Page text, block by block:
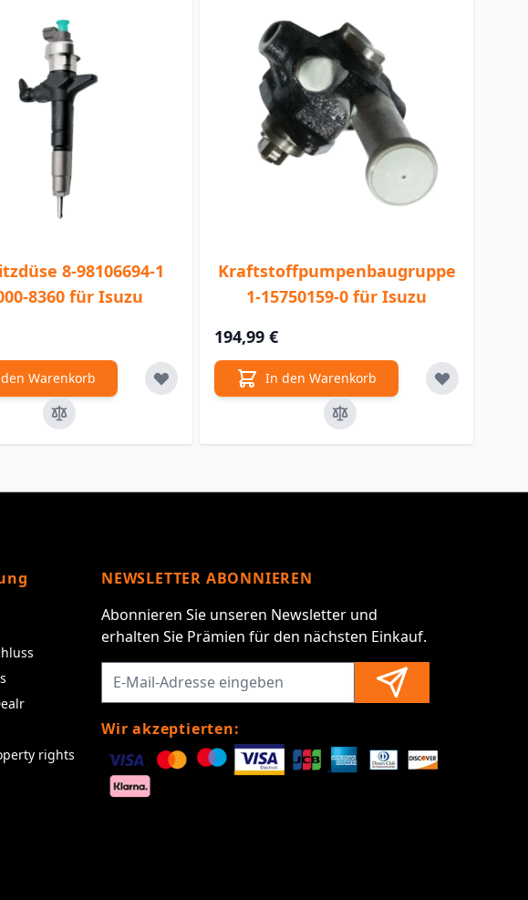
8-98106694-1
8360 für Isuzu
Warenkorb
Kraftstoffpumpenbaugruppe
1-15750159-0 für Isuzu
194,99 €
In den Warenkorb
rights
NEWSLETTER ABONNIEREN
Abonnieren Sie unseren Newsletter und
erhalten Sie Prämien für den nächsten Einkauf.
Wir akzeptierten: